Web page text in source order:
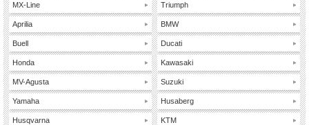
MX-Line
Aprilia
Buell
Honda
MV-Agusta
Yamaha
Husqvarna
Triumph
BMW
Ducati
Kawasaki
Suzuki
Husaberg
KTM